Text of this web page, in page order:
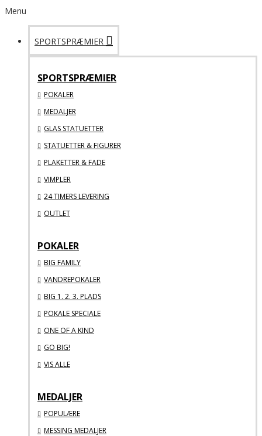
Menu
SPORTSPRÆMIER
SPORTSPRÆMIER
POKALER
MEDALJER
GLAS STATUETTER
STATUETTER & FIGURER
PLAKETTER & FADE
VIMPLER
24 TIMERS LEVERING
OUTLET
POKALER
BIG FAMILY
VANDREPOKALER
BIG 1. 2. 3. PLADS
POKALE SPECIALE
ONE OF A KIND
GO BIG!
VIS ALLE
MEDALJER
POPULÆRE
MESSING MEDALJER